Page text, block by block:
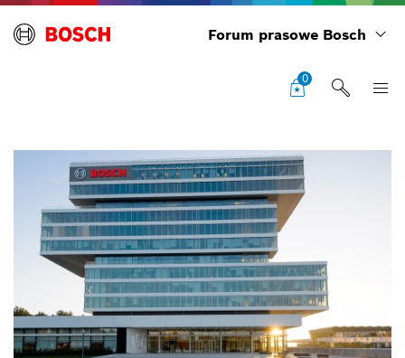
Forum prasowe Bosch
0